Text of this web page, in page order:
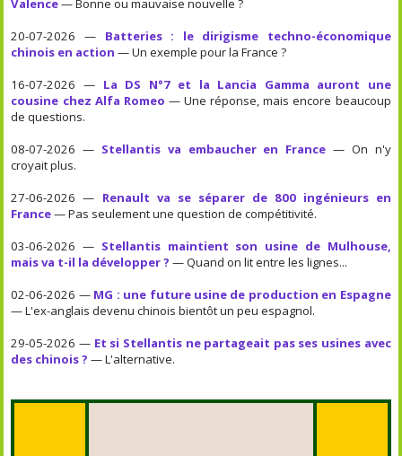
Valence— Bonne ou mauvaise nouvelle ?
20-07-2026 — Batteries : le dirigisme techno-économique
chinois en action — Un exemple pour la France ?
16-07-2026 — La DS N°7 et la Lancia Gamma auront une
cousine chez Alfa Romeo — Une réponse, mais encore beaucoup
de questions.
08-07-2026 — Stellantis va embaucher en France — On n'y
croyait plus.
27-06-2026 — Renault va se séparer de 800 ingénieurs en
France— Pas seulement une question de compétitivité.
03-06-2026 — Stellantis maintient son usine de Mulhouse,
mais va t-il la développer ? — Quand on lit entre les lignes...
02-06-2026 — MG : une future usine de production en Espagne
— L'ex-anglais devenu chinois bientôt un peu espagnol.
29-05-2026 — Et si Stellantis ne partageait pas ses usines avec
des chinois ? — L'alternative.